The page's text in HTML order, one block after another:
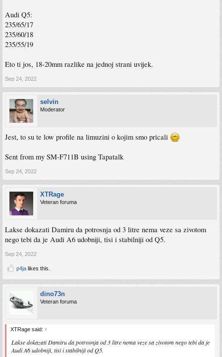
Audi Q5:
235/65/17
235/60/18
235/55/19
Eto ti jos, 18-20mm razlike na jednoj strani uvijek.
Sep 24, 2022
selvin
Moderator
Jest, to su te low profile na limuzini o kojim smo pricali
Sent from my SM-F711B using Tapatalk
Sep 24, 2022
XTRage
Veteran foruma
Lakse dokazati Damiru da potrosnja od 3 litre nema veze sa zivotom
nego tebi da je Audi A6 udobniji, tisi i stabilniji od Q5.
Sep 24, 2022
p4ja likes this.
dino73n
Veteran foruma
XTRage said: ↑
Lakse dokazati Damiru da potrosnja od 3 litre nema veze sa zivotom nego tebi da je
Audi A6 udobniji, tisi i stabilniji od Q5.